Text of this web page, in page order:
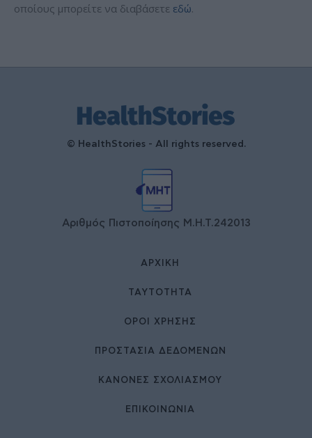
οποίους μπορείτε να διαβάσετε εδώ.
© HealthStories - All rights reserved.
Αριθμός Πιστοποίησης Μ.Η.Τ.242013
ΑΡΧΙΚΉ
ΤΑΥΤΌΤΗΤΑ
ΌΡΟΙ ΧΡΉΣΗΣ
ΠΡΟΣΤΑΣΙΑ ΔΕΔΟΜΕΝΩΝ
ΚΑΝΟΝΕΣ ΣΧΟΛΙΑΣΜΟΥ
ΕΠΙΚΟΙΝΩΝΊΑ